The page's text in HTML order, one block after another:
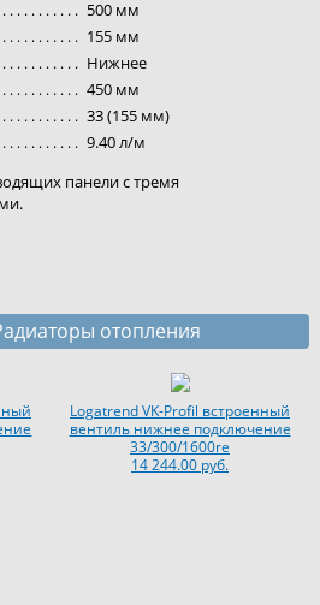
500 мм
155 мм
Нижнее
450 мм
33 (155 мм)
9.40 л/м
панели с тремя
отопления
Logatrend VK-Profil встроенный
вентиль нижнее подключение
33/300/1600re
14 244.00 руб.